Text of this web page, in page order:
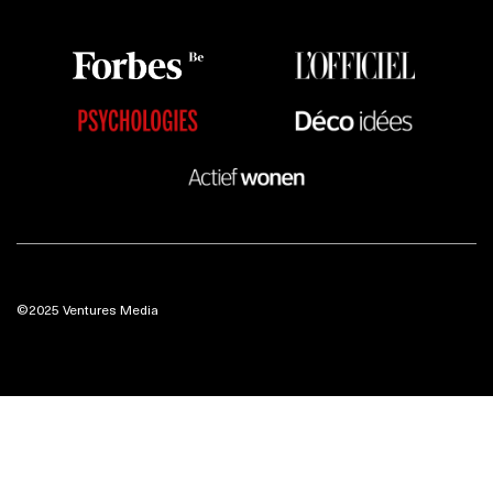
©2025 Ventures Media